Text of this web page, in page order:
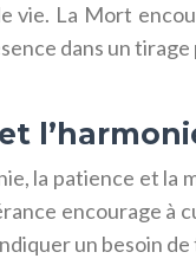
vie. La Mort
dans un
la patience et
encourage
un besoin